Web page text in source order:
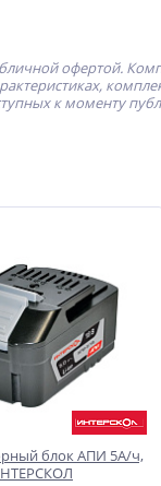
офертой.
к моменту
блок АПИ 5А/ч,